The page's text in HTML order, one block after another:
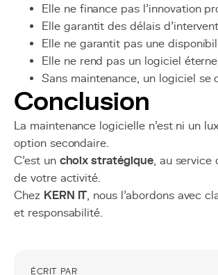
Elle ne finance pas l’innovation
Elle garantit des délais
Elle ne garantit pas une
Elle ne rend pas un logiciel
Sans maintenance, un logiciel se
Conclusion
La maintenance logicielle n’est ni un
option secondaire.
C’est un choix stratégique, au service
de votre activité.
Chez KERN IT, nous l’abordons avec
et responsabilité.
ÉCRIT PAR